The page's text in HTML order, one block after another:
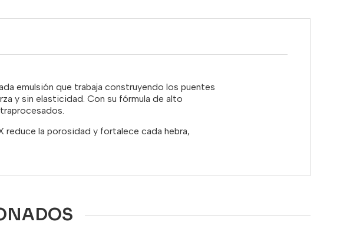
emulsión que trabaja construyendo los puentes
y sin elasticidad. Con su fórmula de alto
reduce la porosidad y fortalece cada hebra,